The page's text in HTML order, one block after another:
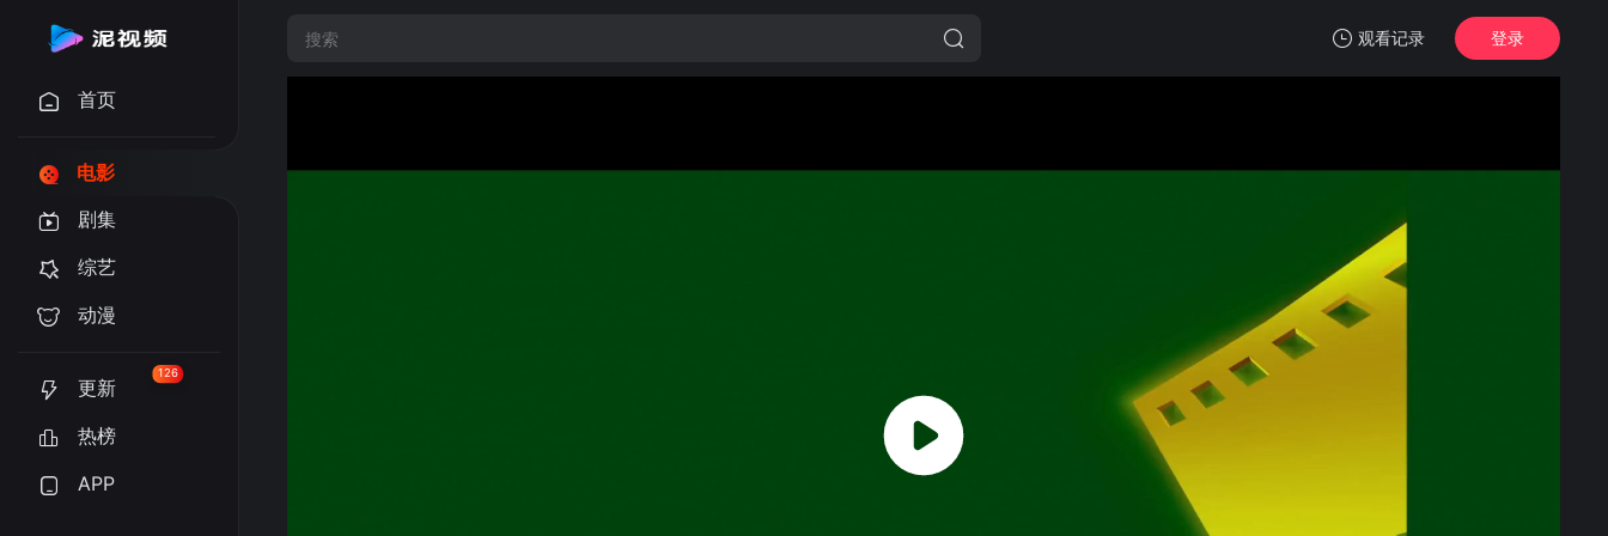
观看记录 登录
首页
电影
剧集
综艺
动漫
更新
126
热榜
APP